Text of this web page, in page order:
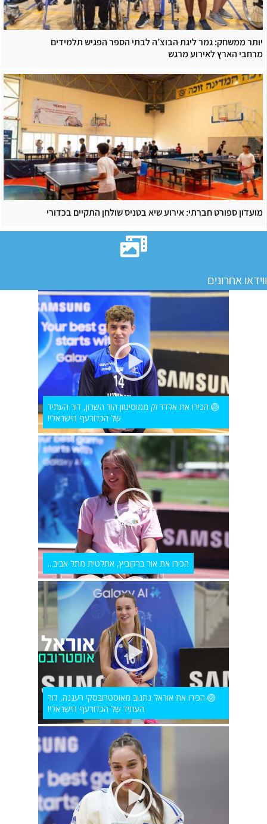
יותר ממשחק: גמר ליגת הבוצ’ה לבתי הספר הפגיש תלמידים
מרחבי הארץ לאירוע מרגש
מועדון ספורט חברתי: אירוע שיא בטניס שולחן התקיים בכדורי
ווידאו אחרונים
🏐 הכירו את אלדד זק ממוסינזון הוד השרון, דור העתיד
של הכדורעף הישראלי!
הכירו את אור ברקוביץ, אתלטית מתל אביב...
🏐 הכירו את אוראל נתנוב מאוסטרובסקי רעננה, דור
העתיד של הכדורעף הישראלי!